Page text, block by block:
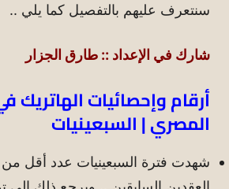
سنتعرف عليهم بالتفصيل كما يلي ..
شارك في الإعداد :: طارق الجزار
أرقام وإحصائيات الهاتريك
المصري | السبعينيات
شهدت فترة السبعينيات عدد أقل من